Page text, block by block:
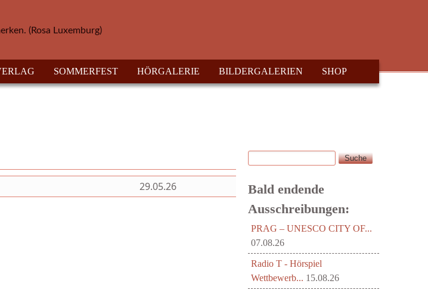
(Rosa Luxemburg)
SOMMERFEST HÖRGALERIE BILDERGALERIEN SHOP
29.05.26
Suchformular
Suche
Bald endende
Ausschreibungen:
PRAG – UNESCO CITY OF...
07.08.26
Radio T - Hörspiel
Wettbewerb... 15.08.26